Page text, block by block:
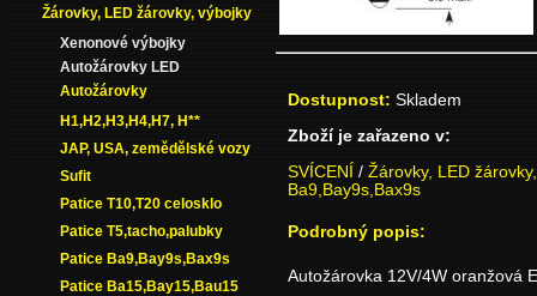
Dostupnost: Skladem
Zboží je zařazeno v:
SVÍCENÍ / Žárovky, LED
Ba9,Bay9s,Bax9s
Podrobný popis:
Autožárovka 12V/4W oranžová
Žárovky, LED žárovky, výbojky
Xenonové výbojky
Autožárovky LED
Autožárovky
H1,H2,H3,H4,H7, H**
JAP, USA, zemědělské vozy
Sufit
Patice T10,T20 celosklo
Patice T5,tacho,palubky
Patice Ba9,Bay9s,Bax9s
Patice Ba15,Bay15,Bau15